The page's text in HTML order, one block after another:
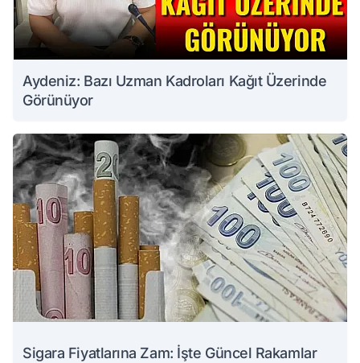
Aydeniz: Bazı Uzman Kadroları Kağıt Üzerinde
Görünüyor
Sigara Fiyatlarına Zam: İşte Güncel Rakamlar